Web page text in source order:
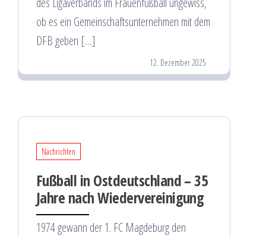
ob es ein Gemeinschaftsunternehmen mit dem
DFB geben […]
12. Dezember 2025
Nachrichten
Fußball in Ostdeutschland – 35
Jahre nach Wiedervereinigung
1974 gewann der 1. FC Magdeburg den